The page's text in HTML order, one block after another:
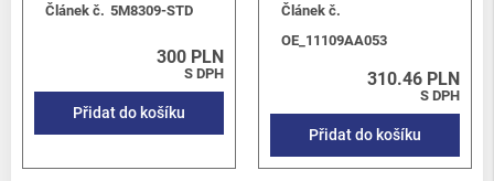
Článek č. 5M8309-STD
300 PLN
S DPH
Přidat do košíku
Článek č.
OE_11109AA053
310.46 PLN
S DPH
Přidat do košíku